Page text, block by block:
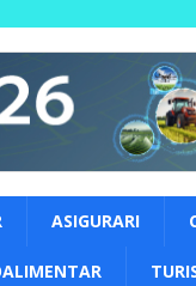
ASIGURARI